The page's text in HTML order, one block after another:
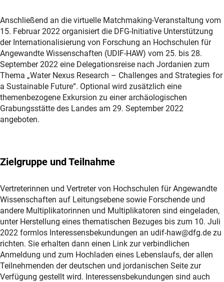
Anschließend an die virtuelle Matchmaking-Veranstaltung vom
15. Februar 2022 organisiert die DFG-Initiative Unterstützung
der Internationalisierung von Forschung an Hochschulen für
Angewandte Wissenschaften (UDIF-HAW) vom 25. bis 28.
September 2022 eine Delegationsreise nach Jordanien zum
Thema „Water Nexus Research – Challenges and Strategies for
a Sustainable Future“. Optional wird zusätzlich eine
themenbezogene Exkursion zu einer archäologischen
Grabungsstätte des Landes am 29. September 2022
angeboten.
Zielgruppe und Teilnahme
Vertreterinnen und Vertreter von Hochschulen für Angewandte
Wissenschaften auf Leitungsebene sowie Forschende und
andere Multiplikatorinnen und Multiplikatoren sind eingeladen,
unter Herstellung eines thematischen Bezuges bis zum 10. Juli
2022 formlos Interessensbekundungen an udif-haw@dfg.de zu
richten. Sie erhalten dann einen Link zur verbindlichen
Anmeldung und zum Hochladen eines Lebenslaufs, der allen
Teilnehmenden der deutschen und jordanischen Seite zur
Verfügung gestellt wird. Interessensbekundungen sind auch